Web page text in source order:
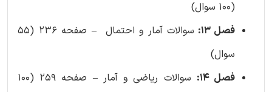
(100 سوال)
فصل 13:
سوالات آمار و احتمال – صفحه 236 (55
سوال)
فصل 14:
سوالات ریاضی و آمار – صفحه 259 (100